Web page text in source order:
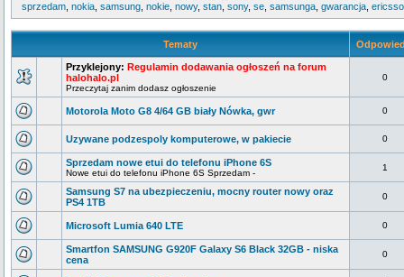
sprzedam nokia samsung nokie nowy, stan sony, se samsunga gwarancja
Tematy
Przyklejony: Regulamin dodawania ogłoszeń na forum
halohalo.pl
Przeczytaj zanim dodasz ogłoszenie
0
Motorola Moto G8 4/64 GB biały Nówka, gwr 0
Uzywane podzespoly komputerowe, w pakiecie 0
Sprzedam nowe etui do telefonu iPhone 6S
Nowe etui do telefonu iPhone 6S Sprzedam -
1
Samsung S7 na ubezpieczeniu, mocny router nowy oraz
PS4 1TB
0
Microsoft Lumia 640 LTE 0
Smartfon SAMSUNG G920F Galaxy S6 Black 32GB - niska
cena
0